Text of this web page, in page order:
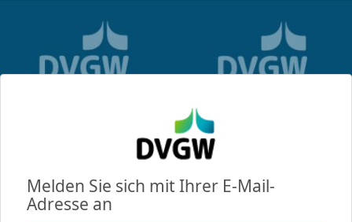
Melden Sie sich mit Ihrer E-Mail-
Adresse an